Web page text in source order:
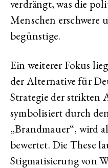
verdrängt, was die
Menschen erschwere
begünstige.
Ein weiterer Fokus
der Alternative für
Strategie der strikten
symbolisiert durch
„Brandmauer“, wird
bewertet. Die These
Stigmatisierung von